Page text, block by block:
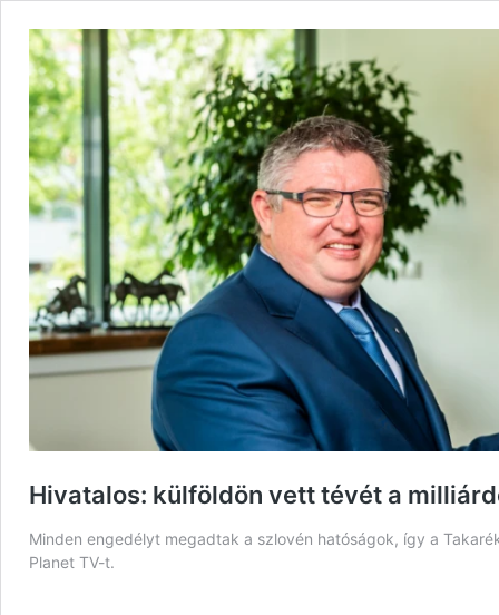
Hivatalos: külföldön vett tévét a
Minden engedélyt megadtak a szlovén hatóságok, így a
Planet TV-t.